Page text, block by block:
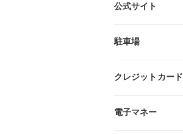
公式サイト
駐車場
クレジットカード
電子マネー